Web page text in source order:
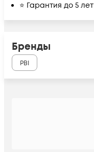
⭐ Гарантия до 5 лет
Бренды
PBI